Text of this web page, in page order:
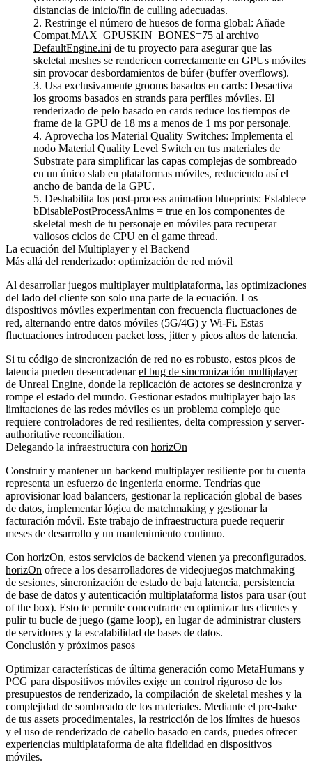
distancias de inicio/fin de culling adecuadas.
Restringe el número de huesos de forma global: Añade
Compat.MAX_GPUSKIN_BONES=75 al archivo
DefaultEngine.ini de tu proyecto para asegurar que las
skeletal meshes se rendericen correctamente en GPUs móviles
sin provocar desbordamientos de búfer (buffer overflows).
Usa exclusivamente grooms basados en cards: Desactiva
los grooms basados en strands para perfiles móviles. El
renderizado de pelo basado en cards reduce los tiempos de
frame de la GPU de 18 ms a menos de 1 ms por personaje.
Aprovecha los Material Quality Switches: Implementa el
nodo Material Quality Level Switch en tus materiales de
Substrate para simplificar las capas complejas de sombreado
en un único slab en plataformas móviles, reduciendo así el
ancho de banda de la GPU.
Deshabilita los post-process animation blueprints: Establece
bDisablePostProcessAnims = true en los componentes de
skeletal mesh de tu personaje en móviles para recuperar
valiosos ciclos de CPU en el game thread.
La ecuación del Multiplayer y el Backend
Más allá del renderizado: optimización de red móvil
Al desarrollar juegos multiplayer multiplataforma, las optimizaciones
del lado del cliente son solo una parte de la ecuación. Los
dispositivos móviles experimentan con frecuencia fluctuaciones de
red, alternando entre datos móviles (5G/4G) y Wi-Fi. Estas
fluctuaciones introducen packet loss, jitter y picos altos de latencia.
Si tu código de sincronización de red no es robusto, estos picos de
latencia pueden desencadenarel bug de sincronización multiplayer
de Unreal Engine, donde la replicación de actores se desincroniza y
rompe el estado del mundo. Gestionar estados multiplayer bajo las
limitaciones de las redes móviles es un problema complejo que
requiere controladores de red resilientes, delta compression y server-
authoritative reconciliation.
Delegando la infraestructura con horizOn
Construir y mantener un backend multiplayer resiliente por tu cuenta
representa un esfuerzo de ingeniería enorme. Tendrías que
aprovisionar load balancers, gestionar la replicación global de bases
de datos, implementar lógica de matchmaking y gestionar la
facturación móvil. Este trabajo de infraestructura puede requerir
meses de desarrollo y un mantenimiento continuo.
Con horizOn, estos servicios de backend vienen ya preconfigurados.
horizOn ofrece a los desarrolladores de videojuegos matchmaking
de sesiones, sincronización de estado de baja latencia, persistencia
de base de datos y autenticación multiplataforma listos para usar (out
of the box). Esto te permite concentrarte en optimizar tus clientes y
pulir tu bucle de juego (game loop), en lugar de administrar clusters
de servidores y la escalabilidad de bases de datos.
Conclusión y próximos pasos
Optimizar características de última generación como MetaHumans y
PCG para dispositivos móviles exige un control riguroso de los
presupuestos de renderizado, la compilación de skeletal meshes y la
complejidad de sombreado de los materiales. Mediante el pre-bake
de tus assets procedimentales, la restricción de los límites de huesos
y el uso de renderizado de cabello basado en cards, puedes ofrecer
experiencias multiplataforma de alta fidelidad en dispositivos
móviles.